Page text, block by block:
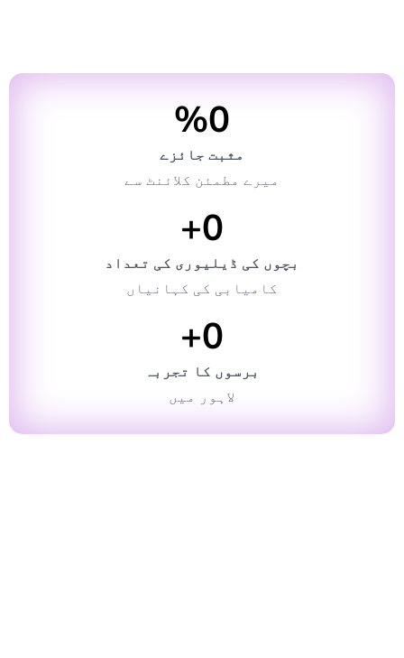
مثبت جائزے
0
%
میرے مطمئن کلائنٹ سے
بچوں کی ڈیلیوری کی تعداد
0
+
کامیابی کی کہانیاں
برسوں کا تجربہ
0
+
لاہور میں